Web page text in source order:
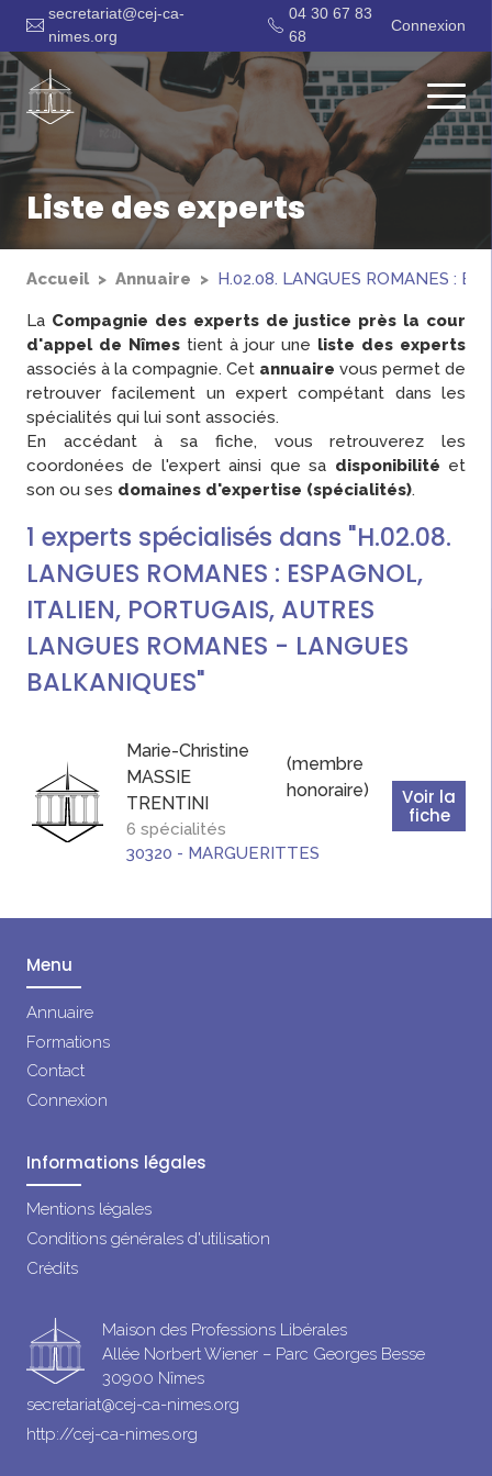
secretariat@cej-ca-
nimes.org
04 30 67 83
68
Connexion
Liste des experts
Accueil Annuaire H.02.08. LANGUES ROMANES :
La Compagnie des experts de justice près la cour
d'appel de Nîmes tient à jour une liste des experts
associés à la compagnie. Cet annuaire vous permet de
retrouver facilement un expert compétant dans les
spécialités qui lui sont associés.
En accédant à sa fiche, vous retrouverez les
coordonées de l'expert ainsi que sa disponibilité et
son ou ses domaines d'expertise (spécialités).
1 experts spécialisés dans "H.02.08.
LANGUES ROMANES : ESPAGNOL,
ITALIEN, PORTUGAIS, AUTRES
LANGUES ROMANES - LANGUES
BALKANIQUES"
Marie-Christine
MASSIE
TRENTINI
(membre
honoraire)
6 spécialités
30320 - MARGUERITTES
Voir la
fiche
Menu
Annuaire
Formations
Contact
Connexion
Informations légales
Mentions légales
Conditions générales d'utilisation
Crédits
Maison des Professions Libérales
Allée Norbert Wiener – Parc Georges Besse
30900 Nîmes
secretariat@cej-ca-nimes.org
http://cej-ca-nimes.org